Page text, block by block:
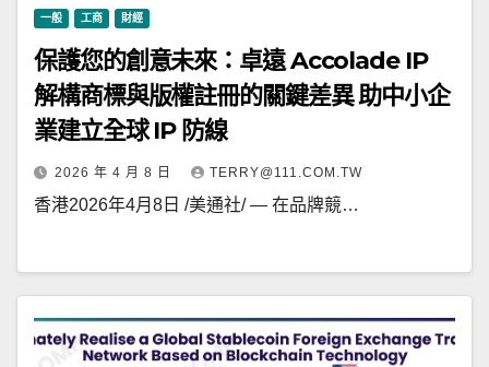
一般 工商 財經
保護您的創意未來：卓遠 Accolade IP
解構商標與版權註冊的關鍵差異 助中小企
業建立全球 IP 防線
2026 年 4 月 8 日 TERRY@111.COM.TW
香港2026年4月8日 /美通社/ — 在品牌競…